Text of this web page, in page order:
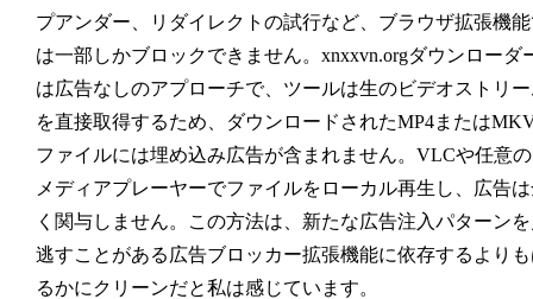
プアンダー、リダイレクトの試行など、ブラウザ拡張機
は一部しかブロックできません。xnxxvn.orgダウンローダ
は広告なしのアプローチで、ツールは生のビデオストリ
を直接取得するため、ダウンロードされたMP4または
ファイルには埋め込み広告が含まれません。VLCや任意の
メディアプレーヤーでファイルをローカル再生し、広告
く関与しません。この方法は、新たな広告注入パターン
逃すことがある広告ブロッカー拡張機能に依存するより
るかにクリーンだと私は感じています。